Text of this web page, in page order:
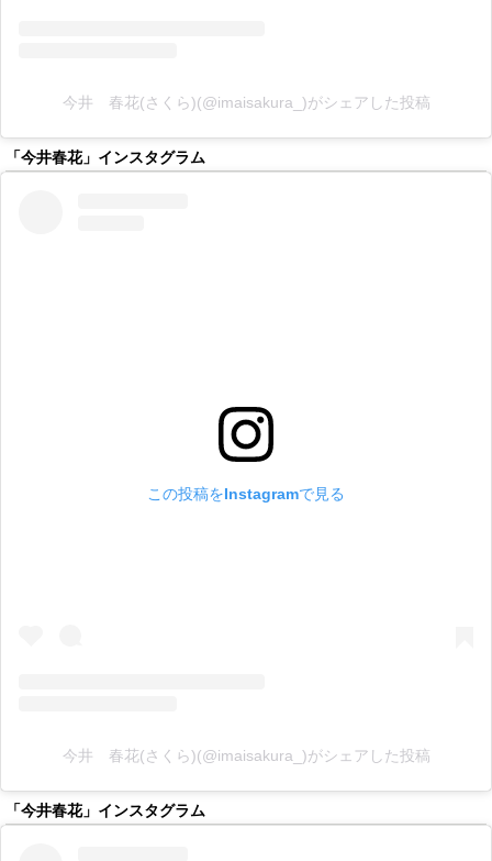
今井 春花(さくら)(@imaisakura_)がシェアした投稿
「今井春花」インスタグラム
この投稿をInstagramで見る
今井 春花(さくら)(@imaisakura_)がシェアした投稿
「今井春花」インスタグラム